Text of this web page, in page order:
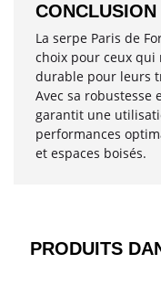
CONCLUSION
La serpe Paris de
choix pour ceux
durable pour leurs
Avec sa robustesse
garantit une
performances
et espaces boisés.
PRODUITS